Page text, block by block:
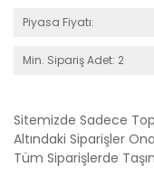
Piyasa Fiyatı:
Min. Sipariş Adet: 2
Sitemizde Sadece
Altındaki Siparişler
Tüm Siparişlerde